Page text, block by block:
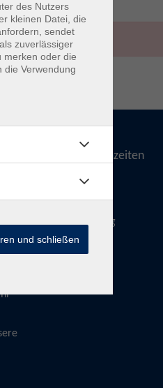
Telefonzeiten
Dienstag
des Nutzers
kleinen Datei, die
sendet
zuverlässiger
merken oder die
die Verwendung
und schließen